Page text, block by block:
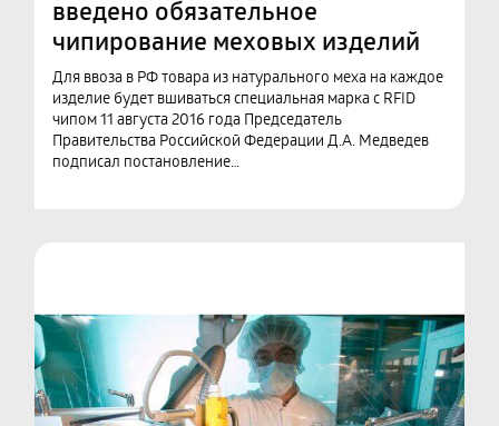
введено обязательное
чипирование меховых изделий
Для ввоза в РФ товара из натурального меха на каждое
изделие будет вшиваться специальная марка с RFID
чипом 11 августа 2016 года Председатель
Правительства Российской Федерации Д.А. Медведев
подписал постановление…